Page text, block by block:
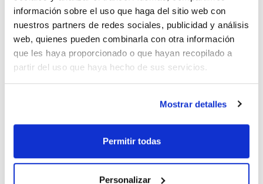
información sobre el uso que haga del sitio web con
nuestros partners de redes sociales, publicidad y análisis
web, quienes pueden combinarla con otra información
que les haya proporcionado o que hayan recopilado a
partir del uso que haya hecho de sus servicios.
Mostrar detalles
Permitir todas
Personalizar
TDS / Ficha técnica
Regístrate para
descargas
Regístrate para
descargas
SDS/ Hoja de seguridad
Regístrate para
descargas
Los productos marcados con esta imagen son
listos para una entrega inmediata.